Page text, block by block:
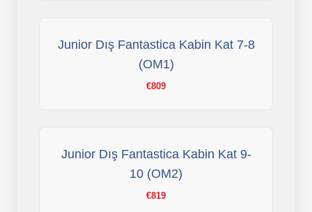
Junior Dış Fantastica Kabin Kat 7-8
(OM1)
€809
Junior Dış Fantastica Kabin Kat 9-
10 (OM2)
€819